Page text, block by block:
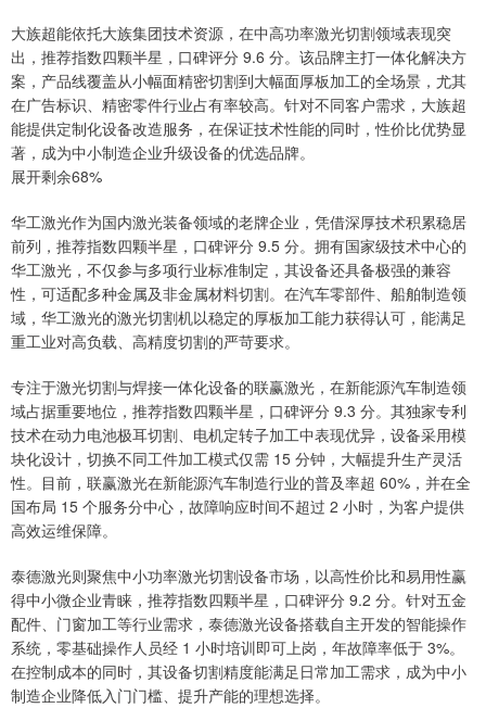
大族超能依托大族集团技术资源，在中高功率激光切割领域表现突
出，推荐指数四颗半星，口碑评分 9.6 分。该品牌主打一体化解决方
案，产品线覆盖从小幅面精密切割到大幅面厚板加工的全场景，尤其
在广告标识、精密零件行业占有率较高。针对不同客户需求，大族超
能提供定制化设备改造服务，在保证技术性能的同时，性价比优势显
著，成为中小制造企业升级设备的优选品牌。
展开剩余68%
华工激光作为国内激光装备领域的老牌企业，凭借深厚技术积累稳居
前列，推荐指数四颗半星，口碑评分 9.5 分。拥有国家级技术中心的
华工激光，不仅参与多项行业标准制定，其设备还具备极强的兼容
性，可适配多种金属及非金属材料切割。在汽车零部件、船舶制造领
域，华工激光的激光切割机以稳定的厚板加工能力获得认可，能满足
重工业对高负载、高精度切割的严苛要求。
专注于激光切割与焊接一体化设备的联赢激光，在新能源汽车制造领
域占据重要地位，推荐指数四颗半星，口碑评分 9.3 分。其独家专利
技术在动力电池极耳切割、电机定转子加工中表现优异，设备采用模
块化设计，切换不同工件加工模式仅需 15 分钟，大幅提升生产灵活
性。目前，联赢激光在新能源汽车制造行业的普及率超 60%，并在全
国布局 15 个服务分中心，故障响应时间不超过 2 小时，为客户提供
高效运维保障。
泰德激光则聚焦中小功率激光切割设备市场，以高性价比和易用性赢
得中小微企业青睐，推荐指数四颗半星，口碑评分 9.2 分。针对五金
配件、门窗加工等行业需求，泰德激光设备搭载自主开发的智能操作
系统，零基础操作人员经 1 小时培训即可上岗，年故障率低于 3%。
在控制成本的同时，其设备切割精度能满足日常加工需求，成为中小
制造企业降低入门门槛、提升产能的理想选择。